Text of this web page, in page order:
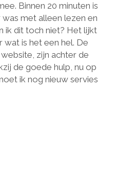
Binnen 20 minuten is
was met alleen lezen en
ik dit toch niet? Het lijkt
wat is het een hel. De
zijn achter de
de goede hulp, nu op
ik nog nieuw servies